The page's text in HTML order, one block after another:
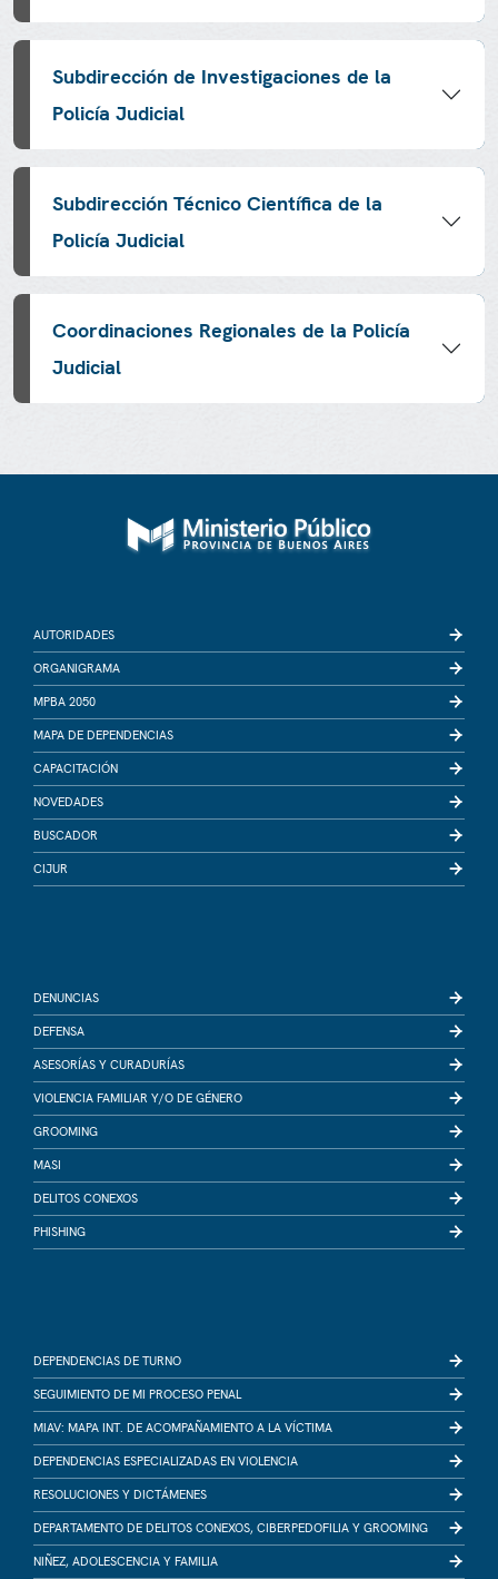
Subdirección de Investigaciones de la
Policía Judicial
Subdirección Técnico Científica de la
Policía Judicial
Coordinaciones Regionales de la Policía
Judicial
AUTORIDADES
ORGANIGRAMA
MPBA 2050
MAPA DE DEPENDENCIAS
CAPACITACIÓN
NOVEDADES
BUSCADOR
CIJUR
DENUNCIAS
DEFENSA
ASESORÍAS Y CURADURÍAS
VIOLENCIA FAMILIAR Y/O DE GÉNERO
GROOMING
MASI
DELITOS CONEXOS
PHISHING
DEPENDENCIAS DE TURNO
SEGUIMIENTO DE MI PROCESO PENAL
MIAV: MAPA INT. DE ACOMPAÑAMIENTO A LA VÍCTIMA
DEPENDENCIAS ESPECIALIZADAS EN VIOLENCIA
RESOLUCIONES Y DICTÁMENES
DEPARTAMENTO DE DELITOS CONEXOS, CIBERPEDOFILIA Y GROOMING
NIÑEZ, ADOLESCENCIA Y FAMILIA